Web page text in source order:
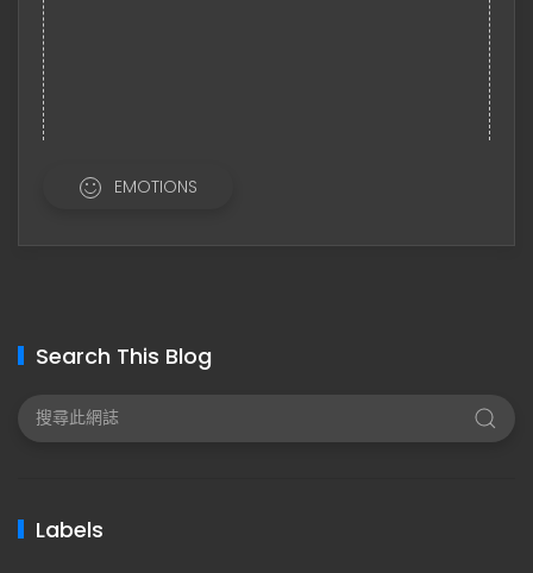
EMOTIONS
Search This Blog
Labels